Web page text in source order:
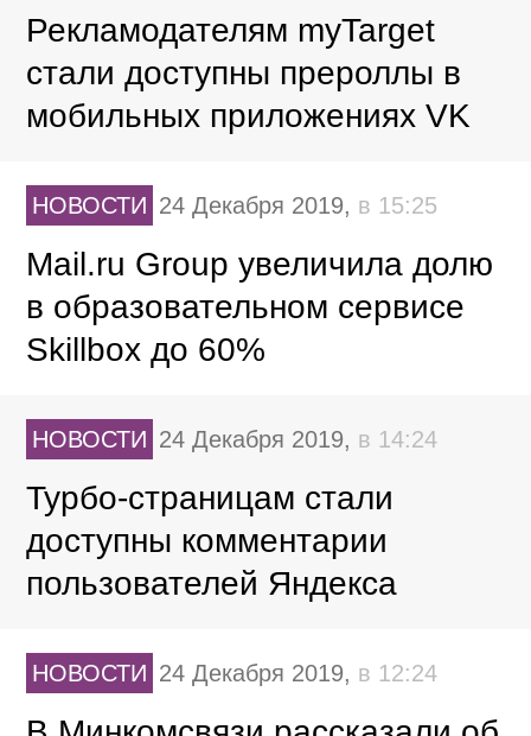
Рекламодателям myTarget
стали доступны прероллы в
мобильных приложениях VK
НОВОСТИ 24 Декабря 2019, в 15:25
Mail.ru Group увеличила долю
в образовательном сервисе
Skillbox до 60%
НОВОСТИ 24 Декабря 2019, в 14:24
Турбо-страницам стали
доступны комментарии
пользователей Яндекса
НОВОСТИ 24 Декабря 2019, в 12:24